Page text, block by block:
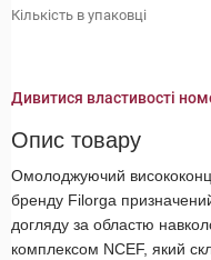
Кількість в упаковці
Дивитися властивості
Опис товару
Омолоджуючий
бренду Filorga
догляду за областю
комплексом NCEF, який